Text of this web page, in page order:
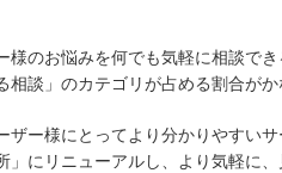
様のお悩みを何でも気軽に相談で
相談」のカテゴリが占める割合がか
ザー様にとってより分かりやすい
」にリニューアルし、より気軽に